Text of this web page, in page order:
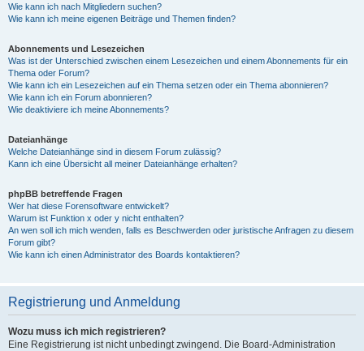
Wie kann ich nach Mitgliedern suchen?
Wie kann ich meine eigenen Beiträge und Themen finden?
Abonnements und Lesezeichen
Was ist der Unterschied zwischen einem Lesezeichen und einem Abonnements für ein
Thema oder Forum?
Wie kann ich ein Lesezeichen auf ein Thema setzen oder ein Thema abonnieren?
Wie kann ich ein Forum abonnieren?
Wie deaktiviere ich meine Abonnements?
Dateianhänge
Welche Dateianhänge sind in diesem Forum zulässig?
Kann ich eine Übersicht all meiner Dateianhänge erhalten?
phpBB betreffende Fragen
Wer hat diese Forensoftware entwickelt?
Warum ist Funktion x oder y nicht enthalten?
An wen soll ich mich wenden, falls es Beschwerden oder juristische Anfragen zu diesem
Forum gibt?
Wie kann ich einen Administrator des Boards kontaktieren?
Registrierung und Anmeldung
Wozu muss ich mich registrieren?
Eine Registrierung ist nicht unbedingt zwingend. Die Board-Administration